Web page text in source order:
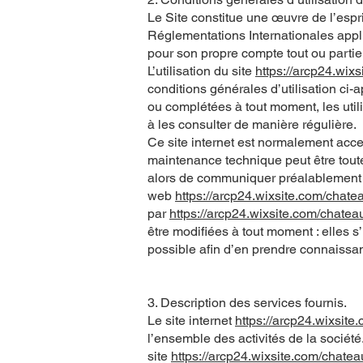
Le Site constitue une œuvre de
Réglementations Internationales
pour son propre compte tout ou
L’utilisation du site https://
conditions générales d’utilisation ci-
ou complétées à tout moment, les
à les consulter de manière régulière.
Ce site internet est normalement
maintenance technique peut être
alors de communiquer
web https://arcp24.wixsite.com/
par https://arcp24.wixsite.com/
être modifiées à tout moment : elles
possible afin d’en prendre
3. Description des services fournis.
Le site internet https://
l’ensemble des activités de la
site https://arcp24.wixsite.com/